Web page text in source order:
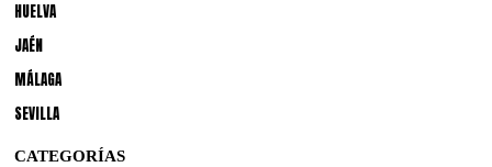
HUELVA
JAÉN
MÁLAGA
SEVILLA
CATEGORÍAS